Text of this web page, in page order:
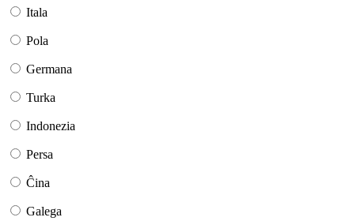
Itala
Pola
Germana
Turka
Indonezia
Persa
Ĉina
Galega